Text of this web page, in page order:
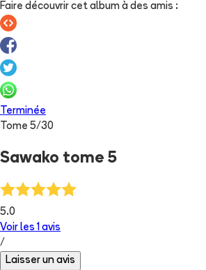
Faire découvrir cet album à des amis :
Terminée
Tome 5/30
Sawako tome 5
5.0
Voir les 1 avis
/
Laisser un avis